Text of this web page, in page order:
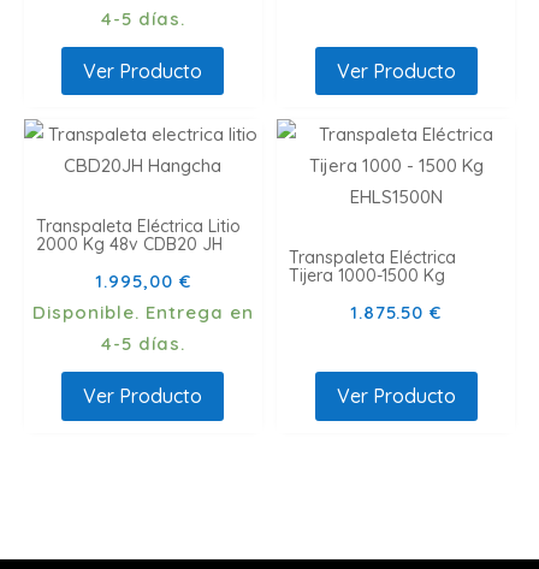
original
era:
2.290,00 €.
2.050,00 €.
4-5 días.
Ver Producto
1.700,00 €.
Ver Producto
Transpaleta Eléctrica Litio
2000 Kg 48v CDB20 JH
1.995,00 €
Disponible. Entrega en
4-5 días.
Ver Producto
Transpaleta Eléctrica
Tijera 1000-1500 Kg
1.875.50€
Ver Producto